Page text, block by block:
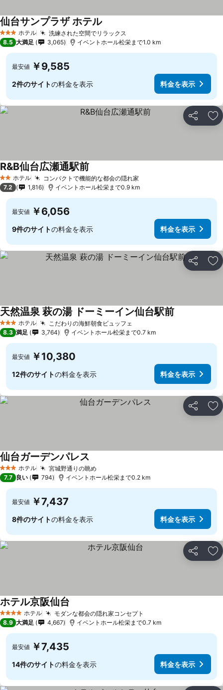
3 ホテルのランク
ホテル 洗練された空間でリラックス
仙台サンプラザ ホテル
8.5 大満足 3,065 イベントホール松栄まで1.0 km
最安値 ￥9,585
2件のサイトの料金を表示 料金を表示
シェア お
2 ホテルのランク
ホテル コンパクトで機能的な都会の隠れ家
R&B仙台広瀬通駅前
7.2 1,816 イベントホール松栄まで0.9 km
最安値 ￥6,056
9件のサイトの料金を表示 料金を表示
シェア お
3 ホテルのランク
ホテル こだわりの海鮮朝食ビュッフェ
天然温泉 萩の湯 ドーミーイン仙台駅前
8.3 満足 3,764 イベントホール松栄まで0.7 km
最安値 ￥10,380
12件のサイトの料金を表示 料金を表示
シェア お
3 ホテルのランク
ホテル 宮城野通りの眺め
仙台ガーデンパレス
7.7 良い 794 イベントホール松栄まで0.2 km
最安値 ￥7,437
8件のサイトの料金を表示 料金を表示
シェア お
4 ホテルのランク
ホテル モダンな都会の隠れ家コンセプト
ホテル京阪仙台
8.9 大満足 4,667 イベントホール松栄まで0.7 km
最安値 ￥7,435
14件のサイトの料金を表示 料金を表示